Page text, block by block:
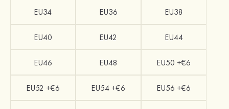
EU34 EU36 EU38
EU40 EU42 EU44
EU46 EU48 EU50 +€6
EU52 +€6 EU54 +€6 EU56 +€6